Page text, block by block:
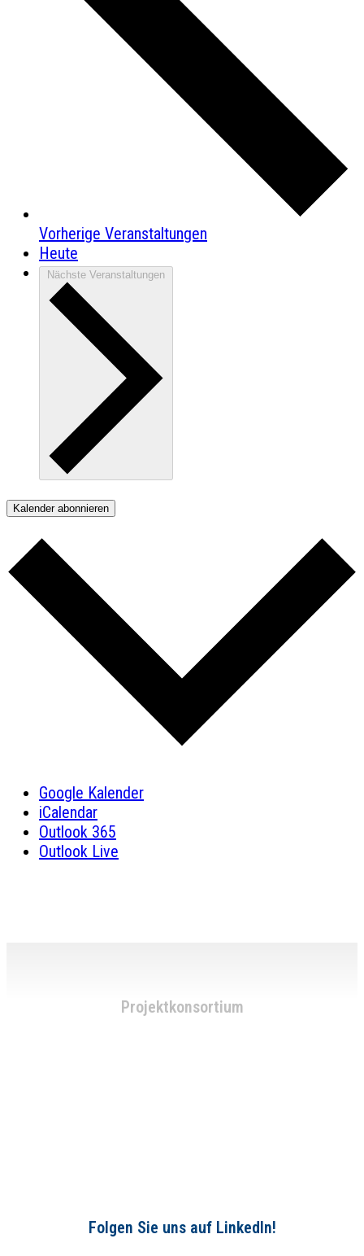
Vorherige Veranstaltungen
Heute
Nächste Veranstaltungen
Kalender abonnieren
Google Kalender
iCalendar
Outlook 365
Outlook Live
Projektkonsortium
Folgen Sie uns auf LinkedIn!